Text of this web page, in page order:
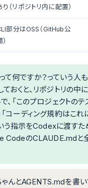
り（リポジトリ内に配置）
部分はOSS（GitHub公
て何ですか？っていう人
おくと、リポジトリの中
、「このプロジェクトのテ
「コーディング規約はこれ
いう指示をCodexに渡すた
CodeのCLAUDE.mdと
んとAGENTS.mdを書い